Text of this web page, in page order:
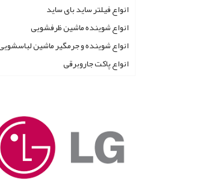
انواع فیلتر ساید بای ساید
انواع شوینده ماشین ظرفشویی
انواع شوینده و جرمگیر ماشین
انواع پاکت جاروبرقی